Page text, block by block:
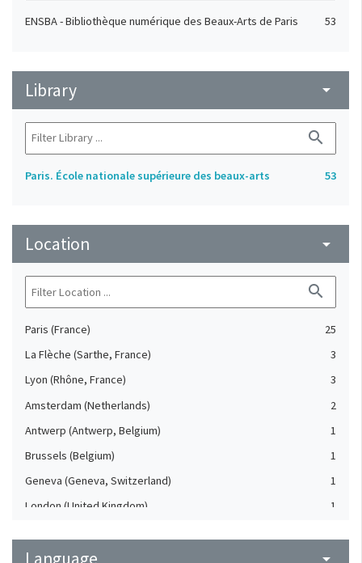
ENSBA - Bibliothèque numérique des Beaux-Arts de Paris 53
Library arrow_drop_down
search
Paris. École nationale supérieure des beaux-arts 53
Location arrow_drop_down
search
Paris (France)
25
La Flèche (Sarthe, France)
3
Lyon (Rhône, France)
3
Amsterdam (Netherlands)
2
Antwerp (Antwerp, Belgium)
1
Brussels (Belgium)
1
Geneva (Geneva, Switzerland)
1
London (United Kingdom)
1
Pin (Haute-Saône, France)
arrow_drop_down